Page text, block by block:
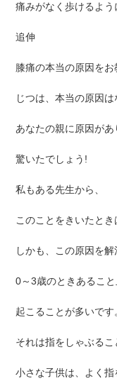
痛みがなく歩けるよう
追伸
膝痛の本当の原因をお
じつは、本当の原因は
あなたの親に原因があ
驚いたでしょう!
私もある先生から、
このことをきいたとき
しかも、この原因を解
0～3歳のときあるこ
起こることが多いです
それは指をしゃぶるこ
小さな子供は、よく指